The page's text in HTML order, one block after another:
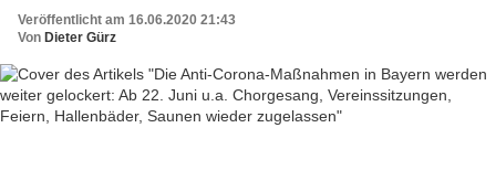
Veröffentlicht am 16.06.2020 21:43
Von Dieter Gürz